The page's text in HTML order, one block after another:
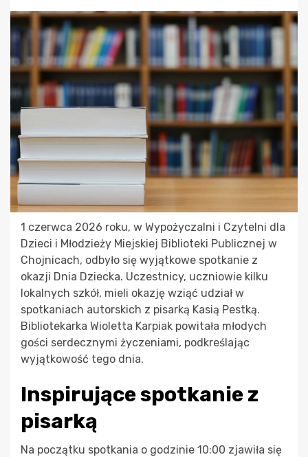
1 czerwca 2026 roku, w Wypożyczalni i Czytelni dla
Dzieci i Młodzieży Miejskiej Biblioteki Publicznej w
Chojnicach, odbyło się wyjątkowe spotkanie z
okazji Dnia Dziecka. Uczestnicy, uczniowie kilku
lokalnych szkół, mieli okazję wziąć udział w
spotkaniach autorskich z pisarką Kasią Pestką.
Bibliotekarka Wioletta Karpiak powitała młodych
gości serdecznymi życzeniami, podkreślając
wyjątkowość tego dnia.
Inspirujące spotkanie z
pisarką
Na początku spotkania o godzinie 10:00 zjawiła się